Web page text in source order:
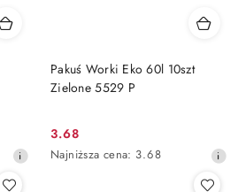
Pakuś Worki Eko 60l 10szt
Zielone 5529 P
Cena
promocyjna:
3.68
Najniższa
Najniższa cena: 3.68